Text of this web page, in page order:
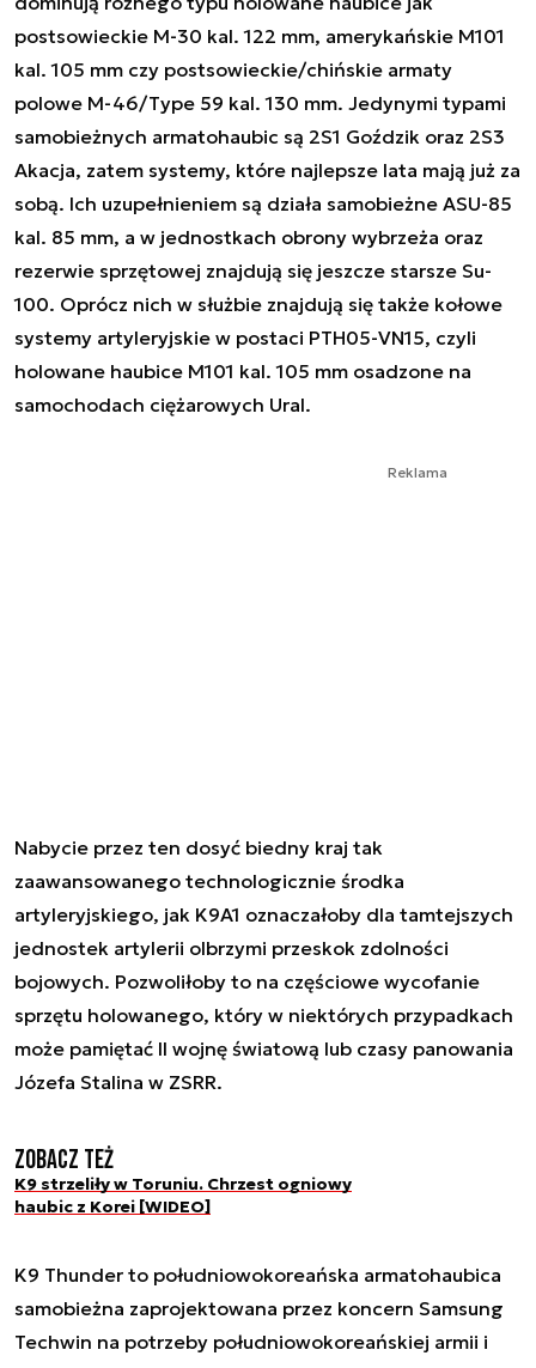
postsowieckie M-30 kal. 122 mm, amerykańskie M101
kal. 105 mm czy postsowieckie/chińskie armaty
polowe M-46/Type 59 kal. 130 mm. Jedynymi typami
samobieżnych armatohaubic są 2S1 Goździk oraz 2S3
Akacja, zatem systemy, które najlepsze lata mają już za
sobą. Ich uzupełnieniem są działa samobieżne ASU-85
kal. 85 mm, a w jednostkach obrony wybrzeża oraz
rezerwie sprzętowej znajdują się jeszcze starsze Su-
100. Oprócz nich w służbie znajdują się także kołowe
systemy artyleryjskie w postaci PTH05-VN15, czyli
holowane haubice M101 kal. 105 mm osadzone na
samochodach ciężarowych Ural.
Reklama
Nabycie przez ten dosyć biedny kraj tak
zaawansowanego technologicznie środka
artyleryjskiego, jak K9A1 oznaczałoby dla tamtejszych
jednostek artylerii olbrzymi przeskok zdolności
bojowych. Pozwoliłoby to na częściowe wycofanie
sprzętu holowanego, który w niektórych przypadkach
może pamiętać II wojnę światową lub czasy panowania
Józefa Stalina w ZSRR.
Zobacz też
K9 strzeliły w Toruniu. Chrzest ogniowy
haubic z Korei [WIDEO]
K9 Thunder to południowokoreańska armatohaubica
samobieżna zaprojektowana przez koncern Samsung
Techwin na potrzeby południowokoreańskiej armii i